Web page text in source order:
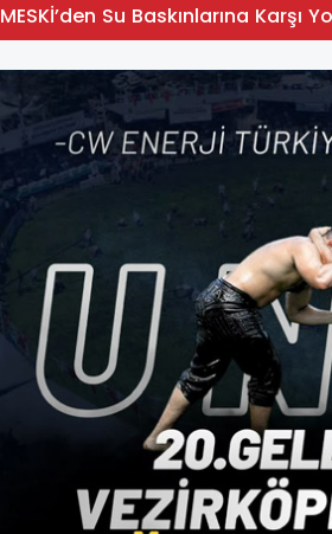
MESKİ’den Su Baskınlarına Karşı